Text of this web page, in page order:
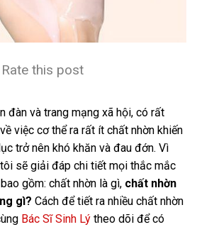
Rate this post
đàn và trang mạng xã hội, có rất
việc cơ thể ra rất ít chất nhờn khiến
trở nên khó khăn và đau đớn. Vì
sẽ giải đáp chi tiết mọi thắc mắc
gồm: chất nhờn là gì, chất nhờn
gì? Cách để tiết ra nhiều chất nhờn
Bác Sĩ Sinh Lý theo dõi để có